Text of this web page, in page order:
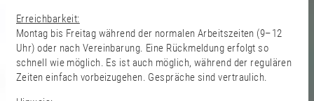
Erreichbarkeit:
Montag bis Freitag während der normalen Arbeitszeiten (9–12
Uhr) oder nach Vereinbarung. Eine Rückmeldung erfolgt so
schnell wie möglich. Es ist auch möglich, während der regulären
Zeiten einfach vorbeizugehen. Gespräche sind vertraulich.